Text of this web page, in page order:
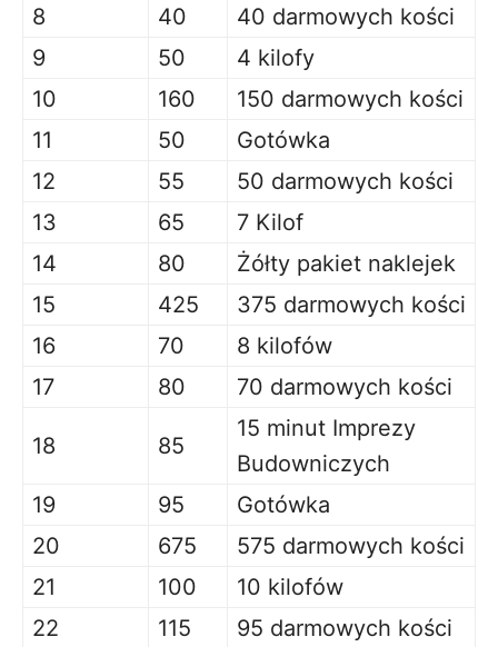
8
40
40 darmowych kości
9
50
4 kilofy
10
160
150 darmowych kości
11
50
Gotówka
12
55
50 darmowych kości
13
65
7 Kilof
14
80
Żółty pakiet naklejek
15
425
375 darmowych kości
16
70
8 kilofów
17
80 70 darmowych kości
18 85
15 minut Imprezy
Budowniczych
19
95
Gotówka
20
675
575 darmowych kości
21
100
10 kilofów
22
115 95 darmowych kości